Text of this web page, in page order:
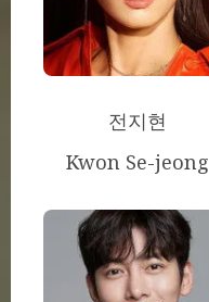
전지현
Kwon Se-jeong